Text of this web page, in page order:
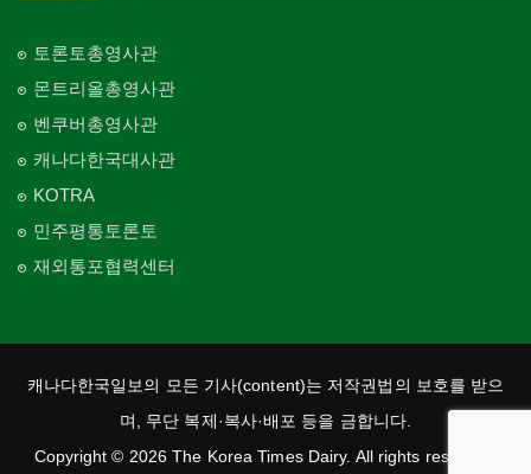
Church-Evangelical
Church-Mission
Church-Independent
교회-기타
교회-구세군
Church-Methodist
토론토총영사관
몬트리올총영사관
벤쿠버총영사관
캐나다한국대사관
KOTRA
민주평통토론토
재외통포협력센터
캐나다한국일보의 모든 기사(content)는 저작권법의 보호를 받으
며, 무단 복제·복사·배포 등을 금합니다.
Copyright © 2026 The Korea Times Dairy. All rights reserved.